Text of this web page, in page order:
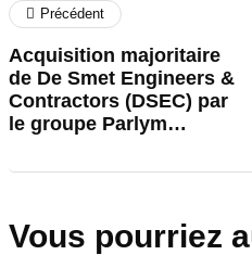
Précédent
Acquisition majoritaire
de De Smet Engineers &
Contractors (DSEC) par
le groupe Parlym…
Vous pourriez